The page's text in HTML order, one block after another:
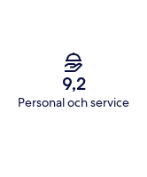
9,2
Personal och service